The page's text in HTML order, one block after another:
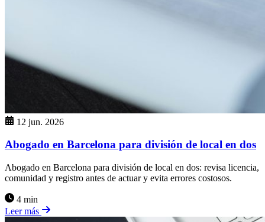
12 jun. 2026
Abogado en Barcelona para división de local en dos
Abogado en Barcelona para división de local en dos: revisa licencia,
comunidad y registro antes de actuar y evita errores costosos.
4 min
Leer más